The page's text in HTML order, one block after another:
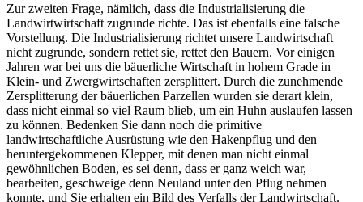
Zur zweiten Frage, nämlich, dass die Industrialisierung die
Landwirtwirtschaft zugrunde richte. Das ist ebenfalls eine falsche
Vorstellung. Die Industrialisierung richtet unsere Landwirtschaft
nicht zugrunde, sondern rettet sie, rettet den Bauern. Vor einigen
Jahren war bei uns die bäuerliche Wirtschaft in hohem Grade in
Klein- und Zwergwirtschaften zersplittert. Durch die zunehmende
Zersplitterung der bäuerlichen Parzellen wurden sie derart klein,
dass nicht einmal so viel Raum blieb, um ein Huhn auslaufen lassen
zu können. Bedenken Sie dann noch die primitive
landwirtschaftliche Ausrüstung wie den Hakenpflug und den
heruntergekommenen Klepper, mit denen man nicht einmal
gewöhnlichen Boden, es sei denn, dass er ganz weich war,
bearbeiten, geschweige denn Neuland unter den Pflug nehmen
konnte, und Sie erhalten ein Bild des Verfalls der Landwirtschaft.